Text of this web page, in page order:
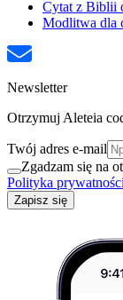
Cytat z Biblii
Modlitwa dla
Newsletter
Otrzymuj Aleteia
Twój adres e-mail
Zgadzam się na
Polityka
Zapisz się